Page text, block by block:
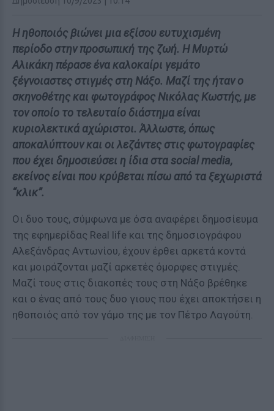
Η ηθοποιός βιώνει μια εξίσου ευτυχισμένη
περίοδο στην προσωπική της ζωή. Η Μυρτώ
Αλικάκη πέρασε ένα καλοκαίρι γεμάτο
ξέγνοιαστες στιγμές στη Νάξο. Μαζί της ήταν ο
σκηνοθέτης και φωτογράφος Νικόλας Κωστής, με
τον οποίο το τελευταίο διάστημα είναι
κυριολεκτικά αχώριστοι. Άλλωστε, όπως
αποκαλύπτουν και οι λεζάντες στις φωτογραφίες
που έχει δημοσιεύσει η ίδια στα social media,
εκείνος είναι που κρύβεται πίσω από τα ξεχωριστά
“κλικ”.
Οι δυο τους, σύμφωνα με όσα αναφέρει δημοσίευμα
της εφημερίδας Real life και της δημοσιογράφου
Αλεξάνδρας Αντωνίου, έχουν έρθει αρκετά κοντά
και μοιράζονται μαζί αρκετές όμορφες στιγμές.
Μαζί τους στις διακοπές τους στη Νάξο βρέθηκε
και ο ένας από τους δυο γιους που έχει αποκτήσει η
ηθοποιός από τον γάμο της με τον Πέτρο Λαγούτη.